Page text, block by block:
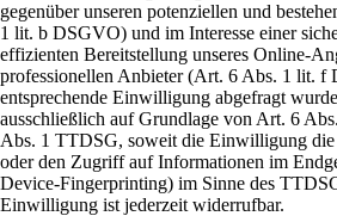
gegenüber unseren potenziellen und
1 lit. b DSGVO) und im Interesse einer
effizienten Bereitstellung unseres Online-
professionellen Anbieter (Art. 6 Abs. 1 lit. f
entsprechende Einwilligung abgefragt
ausschließlich auf Grundlage von Art. 6
Abs. 1 TTDSG, soweit die Einwilligung
oder den Zugriff auf Informationen im
Device-Fingerprinting) im Sinne des
Einwilligung ist jederzeit widerrufbar.